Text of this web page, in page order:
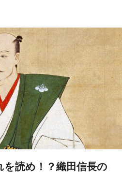
読め！？織田信長の